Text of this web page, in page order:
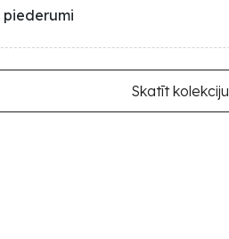
Skatīt kolekciju